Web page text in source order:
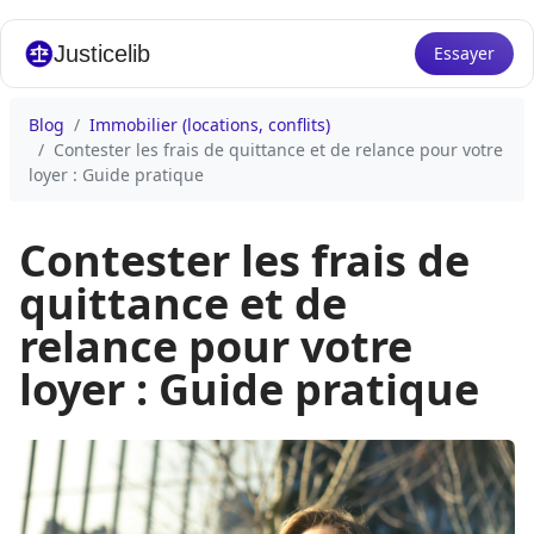
Justicelib Essayer
Blog
Immobilier (locations, conflits)
Contester les frais de quittance et de relance pour votre
loyer : Guide pratique
Contester les frais de
quittance et de
relance pour votre
loyer : Guide pratique